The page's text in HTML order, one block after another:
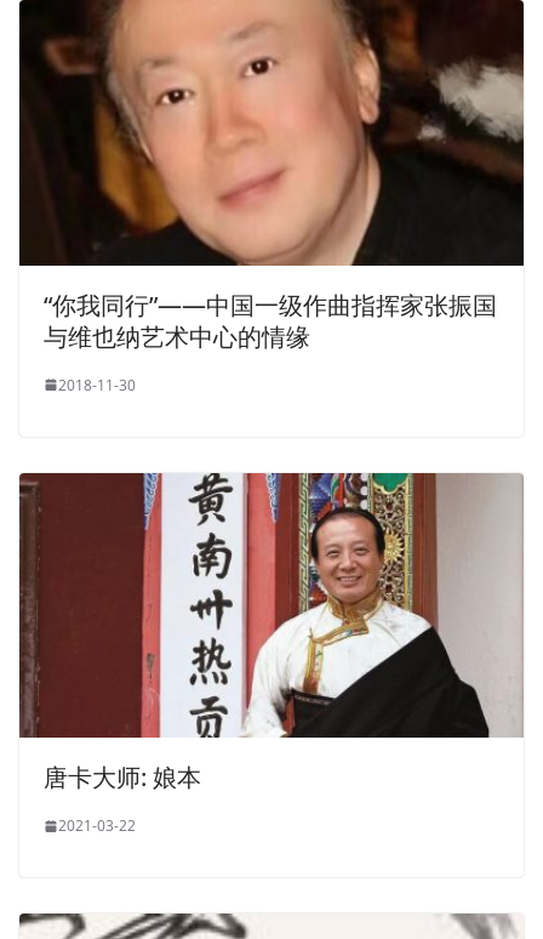
“你我同行”——中国一级作曲指挥家张振国
与维也纳艺术中心的情缘
2018-11-30
唐卡大师: 娘本
2021-03-22